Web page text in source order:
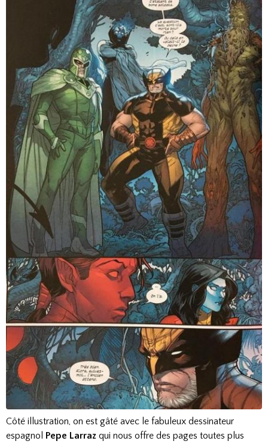
Côté illustration, on est gâté avec le fabuleux dessinateur
espagnol
Pepe Larraz qui nous offre des pages toutes plus